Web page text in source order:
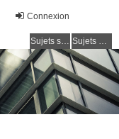
Connexion
Sujets sans réponse Sujets actifs